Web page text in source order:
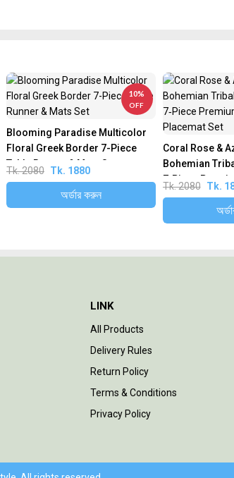
10%
OFF
Blooming Paradise Multicolor
Floral Greek Border 7-Piece
Table Runner & Mats Set
Tk. 2080 Tk. 1880
অর্ডার করুন
Coral Rose &
Bohemian
7‑Piece
Tk. 2080 Tk.
LINK
All Products
Delivery Rules
Return Policy
Terms & Conditions
Privacy Policy